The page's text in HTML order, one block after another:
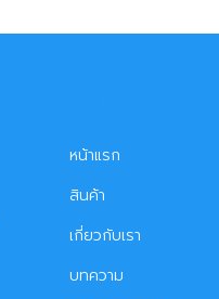
หน้าแรก
สินค้า
เกี่ยวกับเรา
บทความ